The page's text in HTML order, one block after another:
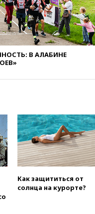
Четыре человека
при атаках ВСУ на
область
Совет мира выбрал
для
военной базы в
акцию» в
аэропортом
Шесть человек
при ударе ВСУ по
В АЛАБИНЕ
Как защититься от
солнца на курорте?